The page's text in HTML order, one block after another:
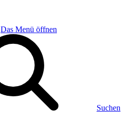
Das Menü öffnen
Suchen